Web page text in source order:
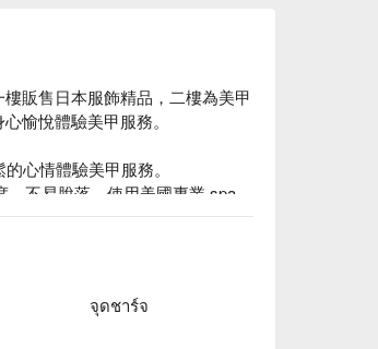
販售日本服飾精品，二樓為美甲
愉悅體驗美甲服務。
心情體驗美甲服務。
不易脫落，使用美國專業 spa
⬇︎
จุดชาร์จ